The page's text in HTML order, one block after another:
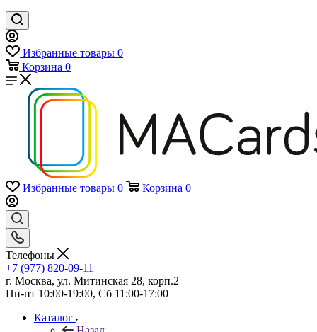
Избранные товары 0
Корзина 0
Избранные товары 0 Корзина 0
Телефоны
+7 (977) 820-09-11
г. Москва, ул. Митинская 28, корп.2
Пн-пт 10:00-19:00, Сб 11:00-17:00
Каталог